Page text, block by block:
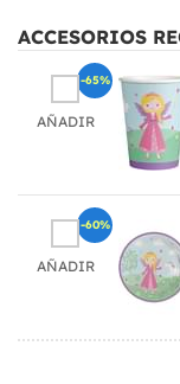
ACCESORIOS
AÑADIR
-65%
AÑADIR
-60%